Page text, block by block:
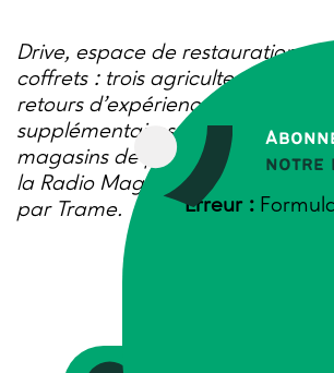
notre
Erreur :
Drive, espace de restauration,
coffrets : trois agriculteurs
retours d’expérience sur les
supplémentaires que peuvent
magasins de producteurs, dans
la Radio Magasins de
par Trame.